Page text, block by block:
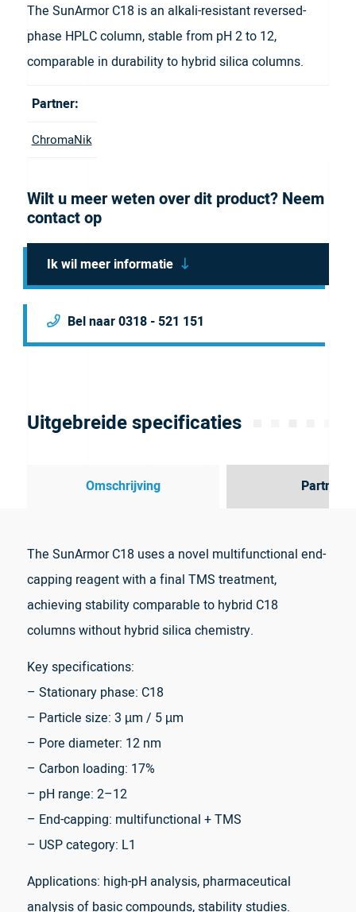
The SunArmor C18 is an alkali-resistant reversed-
phase HPLC column, stable from pH 2 to 12,
comparable in durability to hybrid silica columns.
Partner:
ChromaNik
Wilt u meer weten over dit product? Neem
contact op
Ik wil meer informatie
Bel naar 0318 - 521 151
Uitgebreide specificaties
Omschrijving Partner
The SunArmor C18 uses a novel multifunctional end-
capping reagent with a final TMS treatment,
achieving stability comparable to hybrid C18
columns without hybrid silica chemistry.
Key specifications:
– Stationary phase: C18
– Particle size: 3 µm / 5 µm
– Pore diameter: 12 nm
– Carbon loading: 17%
– pH range: 2–12
– End-capping: multifunctional + TMS
– USP category: L1
Applications: high-pH analysis, pharmaceutical
analysis of basic compounds, stability studies.